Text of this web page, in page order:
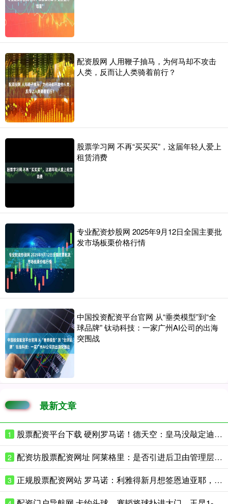
配资股网 人用鞭子抽马，为何马却不攻击
人类，反而让人类骑着前行？
股票学习网 不再“买买买”，这届年轻人爱上
租赁消费
专业配资炒股网 2025年9月12日全国主要批
发市场板栗价格行情
中国投资配资平台官网 从“垂类模型”到“全
球品牌” 钛动科技：一家广州AI公司的出海
突围战
最新文章
1 股票配资平台下载 硬刚罗马诺！德天空：皇马没敲定迪奥曼德！真有消息为何不报金额
2 配资坊股票配资网址 阿莱格里：是否引进后卫由管理层负责，会密切关注转会窗
3 正规股票配资网站 罗马诺：利雅得新月想签恩迪亚耶，已经和埃弗顿开启谈判